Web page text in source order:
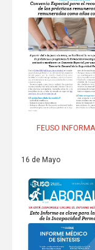
FEUSO
16 de Mayo